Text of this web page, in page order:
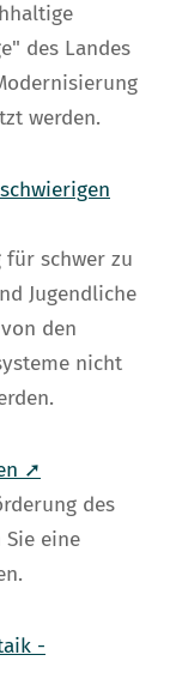
des Landes
werden.
für schwer zu
Jugendliche
den
nicht
➚
des
eine
-